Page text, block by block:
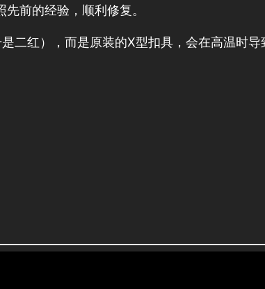
前的经验，顺利修复。
二红），而是原装的X型扣具，会在高温时